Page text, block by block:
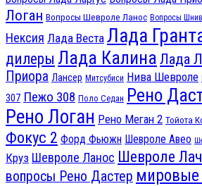
Логан Вопросы Шевроле Ланос Вопросы
Нексия Лада Веста Лада
дилеры Лада Калина Лада
Приора Лансер Митсубиси Нива Шевроле
307 Пежо 308 Поло Седан Рено
Рено Логан Рено Меган 2 Тойота
Фокус 2 Форд Фьюжн Шевроле Авео
Круз Шевроле Ланос Шевроле
вопросы Рено Дастер мировые